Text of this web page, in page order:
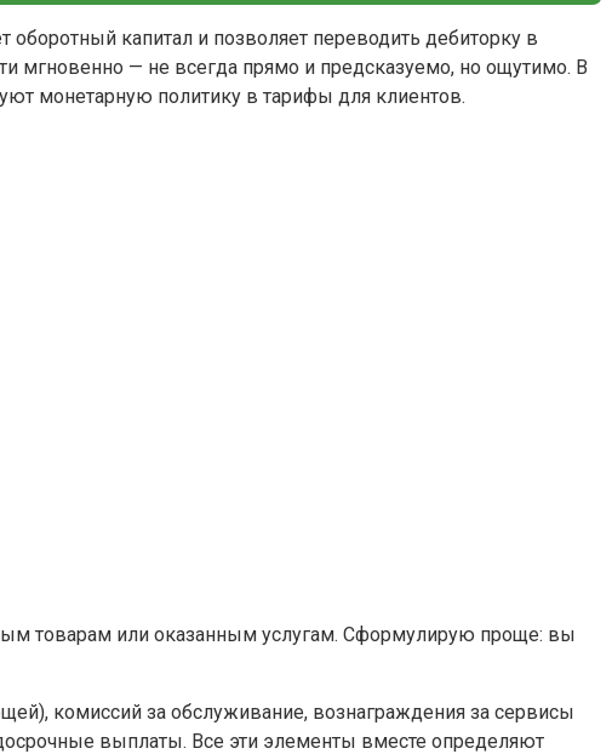
капитал и позволяет переводить дебиторку в
мгновенно — не всегда прямо и предсказуемо, но ощутимо. В
монетарную политику в тарифы для клиентов.
товарам или оказанным услугам. Сформулирую проще: вы
комиссий за обслуживание, вознаграждения за сервисы
выплаты. Все эти элементы вместе определяют